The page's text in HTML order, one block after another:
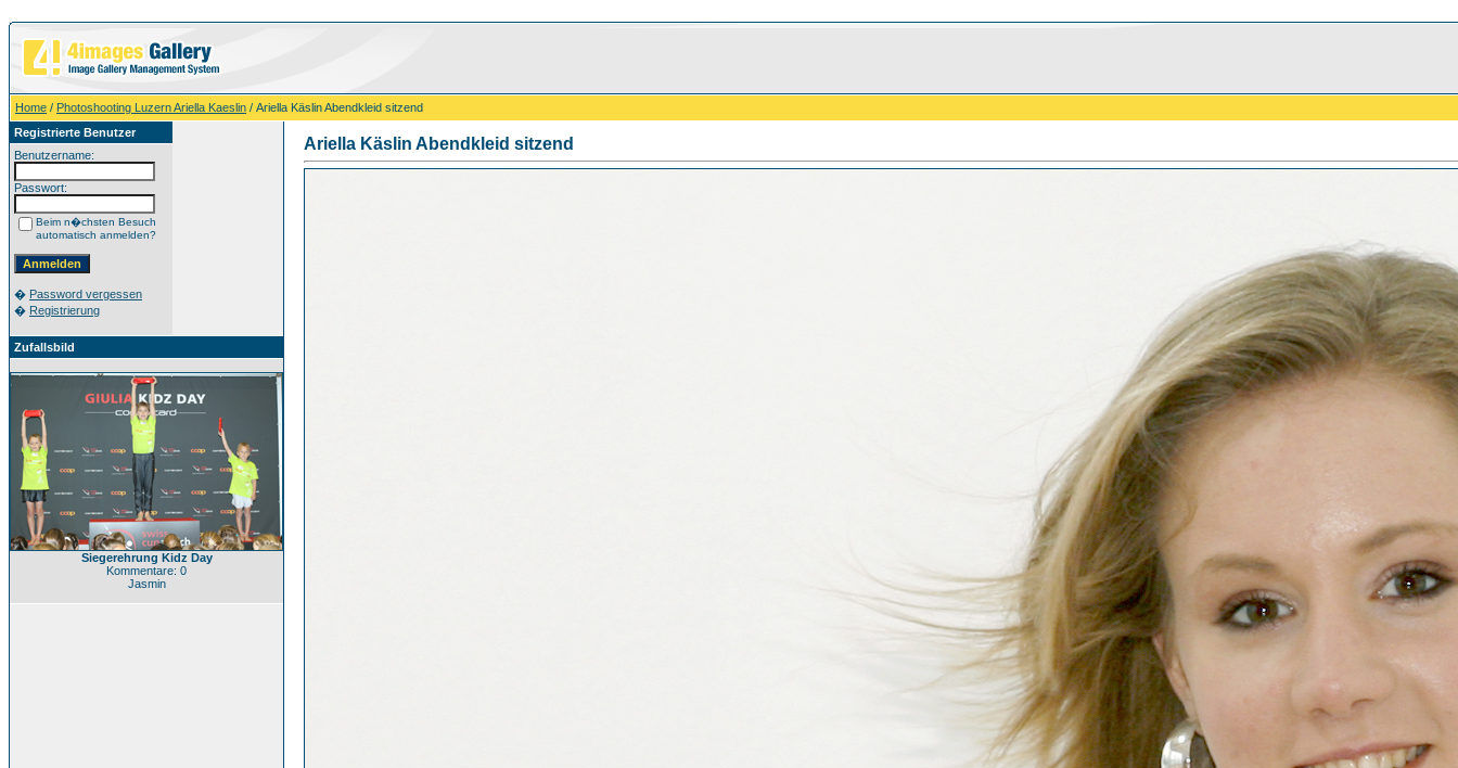
Home / Photoshooting Luzern Ariella Kaeslin / Ariella Käslin Abendkleid sitzend
Registrierte Benutzer
Benutzername:
Passwort:
Beim n�chsten Besuch
automatisch anmelden?
� Password vergessen
� Registrierung
Zufallsbild
Siegerehrung Kidz Day
Kommentare: 0
Jasmin
Ariella Käslin Abendkleid sitzend